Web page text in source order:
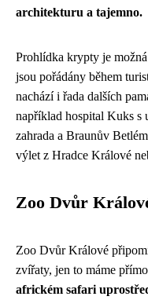
architekturu a tajemno.
Prohlídka krypty je
jsou pořádány během
nachází i řada dalších
například hospital Kuks s
zahrada a Braunův
výlet z Hradce Králové
Zoo Dvůr
Zoo Dvůr Králové
zvířaty, jen to máme
africkém safari